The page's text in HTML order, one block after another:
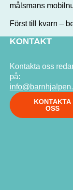
målsmans
Först till kvarn –
KONTAKT
Kontakta oss
på:
KONTAKTA
OSS